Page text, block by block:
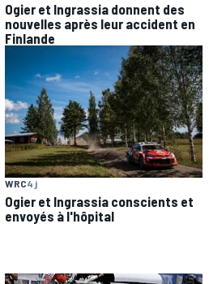
Ogier et Ingrassia donnent des
nouvelles après leur accident en
Finlande
WRC4 j
Ogier et Ingrassia conscients et
envoyés à l'hôpital